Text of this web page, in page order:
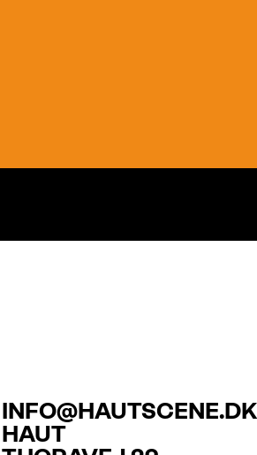
INFO@HAUTSCENE.DK
HAUT